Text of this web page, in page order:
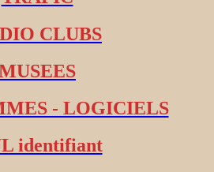
CLUBS
- LOGICIELS
identifiant